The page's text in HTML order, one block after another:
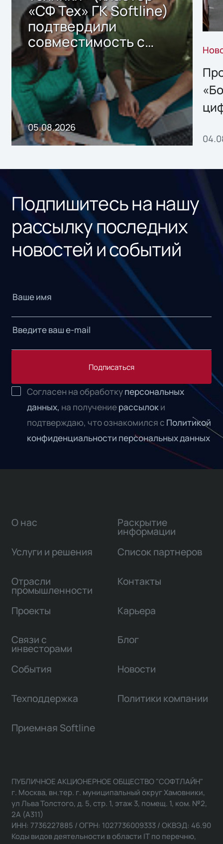
«СФ Тех» ГК Softline)
подтвердили
совместимость с
решением Sharx
Storage 2.x для
хранения данных
05.08.2026
Подпишитесь на нашу
рассылку последних
новостей и событий
Подписаться
Согласен на обработкуперсональных
данных, на получениерассылоки
подтверждаю, что ознакомился с Политикой
конфиденциальности персональных данных
О нас
Услуги и решения
Отрасли
промышленности
Проекты
Связи с
инвесторами
Раскрытие
информации
Список партнеров
Контакты
Карьера
Блог
События Новости
Техподдержка Политики компании
Приемная Softline
ПУБЛИЧНОЕ АКЦИОНЕРНОЕ ОБЩЕСТВО "СОФТЛАЙН"
г. Москва, вн.тер. г. муниципальный округ Хамовники,
ул Льва Толстого, д. 5, стр. 1, этаж 3, помещ. 1, ком. №2,
2А (А311)
ИНН: 7736227885 / ОГРН: 1027736009333 / ОКВЭД: 46.90
Коды видов деятельности в области IT по перечню,